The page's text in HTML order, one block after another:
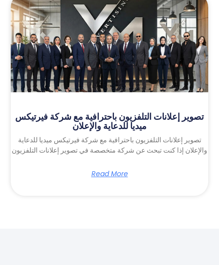
تصوير إعلانات التلفزيون باحترافية مع شركة فيرتيكس
ميديا للدعاية والإعلان
تصوير إعلانات التلفزيون باحترافية مع شركة فيرتيكس ميديا للدعاية
والإعلان إذا كنت تبحث عن شركة متخصصة في تصوير إعلانات التلفزيون
Read More